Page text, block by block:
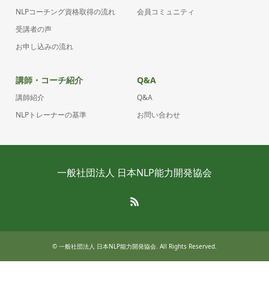
NLPコーチング資格取得の流れ
受講者の声
お申し込みの流れ
会員コミュニティ
講師・コーチ紹介
講師紹介
NLPトレーナーの基準
Q&A
Q&A
お問い合わせ
一般社団法人 日本NLP能力開発協会
© 一般社団法人 日本NLP能力開発協会. All Rights Reserved.